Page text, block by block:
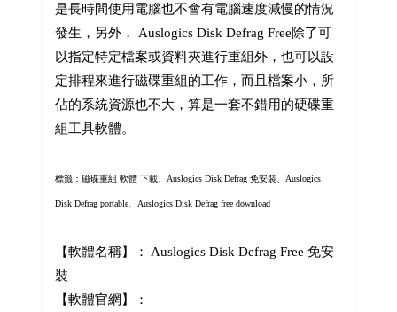
是長時間使用電腦也不會有電腦速度減慢的情況
發生，另外， Auslogics Disk Defrag Free除了可
以指定特定檔案或資料夾進行重組外，也可以設
定排程來進行磁碟重組的工作，而且檔案小，所
佔的系統資源也不大，算是一套不錯用的硬碟重
組工具軟體。
標籤：磁碟重組 軟體 下載、Auslogics Disk Defrag 免安裝、Auslogics
Disk Defrag portable、Auslogics Disk Defrag free download
【軟體名稱】： Auslogics Disk Defrag Free 免安
裝
【軟體官網】：